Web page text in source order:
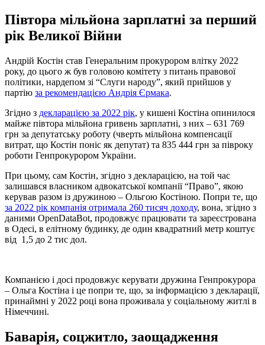
Півтора мільйона зарплатні за перший
рік Великої Війни
Андрій Костін став Генеральним прокурором влітку 2022
року, до цього ж був головою комітету з питань правової
політики, нардепом зі “Слуги народу”, який прийшов у
партію за рекомендацією Андрія Єрмака.
Згідно з декларацією за 2022 рік, у кишені Костіна опинилося
майже півтора мільйона гривень зарплатні, з них – 631 769
грн за депутатську роботу (чверть мільйона компенсації
витрат, що Костін поніс як депутат) та 835 444 грн за півроку
роботи Генпрокурором України.
При цьому, сам Костін, згідно з декларацією, на той час
залишався власником адвокатської компанії “Право”, якою
керував разом із дружиною – Ольгою Костіною. Попри те, що
за 2022 рік компанія отримала 260 тисяч доходу, вона, згідно з
даними OpenDataBot, продовжує працювати та зареєстрована
в Одесі, в елітному будинку, де один квадратний метр коштує
від 1,5 до 2 тис дол.
Компанією і досі продовжує керувати дружина Генпрокурора
– Ольга Костіна і це попри те, що, за інформацією з декларації,
принаймні у 2022 році вона проживала у соціальному житлі в
Німеччині.
Баварія, соцжитло, заощадження